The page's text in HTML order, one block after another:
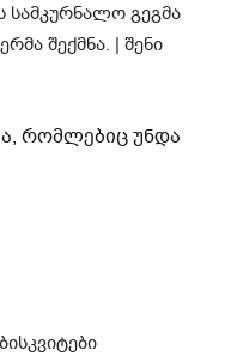
რომლებიც უნდა